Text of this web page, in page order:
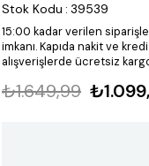
Stok Kodu : 39539
15:00 kadar verilen
imkanı.Kapıda nakit ve
alışverişlerde ücretsiz
₺1.649,99